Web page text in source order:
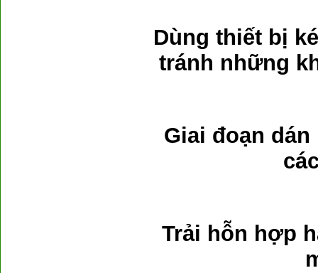
Dùng thiết bị
tránh những
Giai đoạn
Trải hỗn hợp